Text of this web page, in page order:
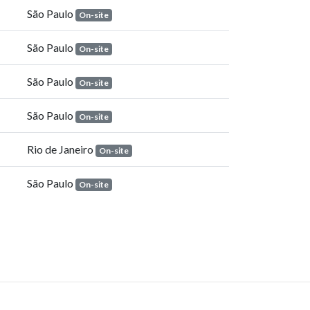
São Paulo On-site
São Paulo On-site
São Paulo On-site
São Paulo On-site
Rio de Janeiro On-site
São Paulo On-site